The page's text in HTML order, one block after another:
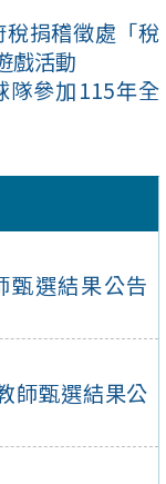
甄選結果公告
師甄選結果公
稅捐稽徵處「稅
戲活動
隊參加115年全